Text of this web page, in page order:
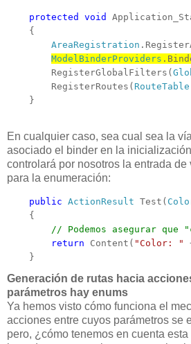
protected void
{
AreaRegistration
ModelBinderProviders
RegisterGlobalFilters(
RegisterRoutes( RouteTable
}
En cualquier caso, sea cual sea la
asociado el binder en la
controlará por nosotros la entrada
para la enumeración:
public ActionResult Test(
{
// Podemos asegurar
return Content( "Color: "
}
Generación de rutas hacia
parámetros hay enums
Ya hemos visto cómo funciona el
acciones entre cuyos parámetros se
pero, ¿cómo tenemos en cuenta